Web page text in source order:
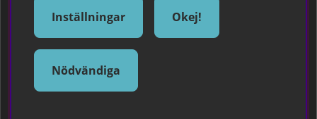
IKEA Färger
Sök Säkerhetsdatablad
Samarbete / Dyhrs Garage
Inställningar Okej!
Nödvändiga